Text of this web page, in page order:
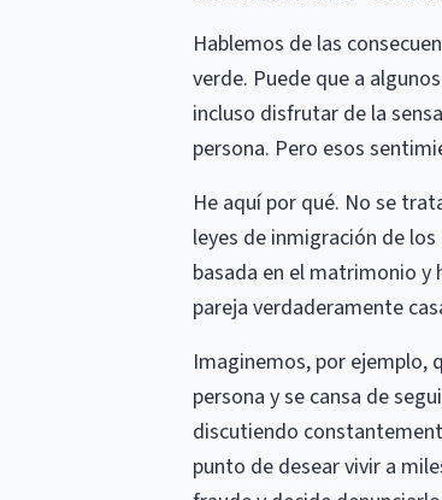
Hablemos de las
verde. Puede que a
incluso disfrutar de la
persona. Pero esos
He aquí por qué. No se
leyes de inmigración de
basada en el matrimonio y
pareja verdaderamente
Imaginemos, por ejemplo,
persona y se cansa de
discutiendo
punto de desear vivir a